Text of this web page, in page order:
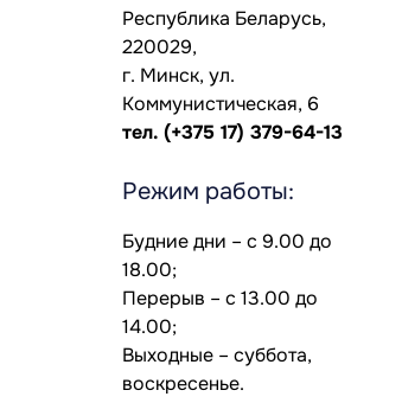
Республика Беларусь,
220029,
г. Минск, ул.
Коммунистическая, 6
тел. (+375 17) 379-64-13
Режим работы:
Будние дни – с 9.00 до
18.00;
Перерыв – с 13.00 до
14.00;
Выходные – суббота,
воскресенье.